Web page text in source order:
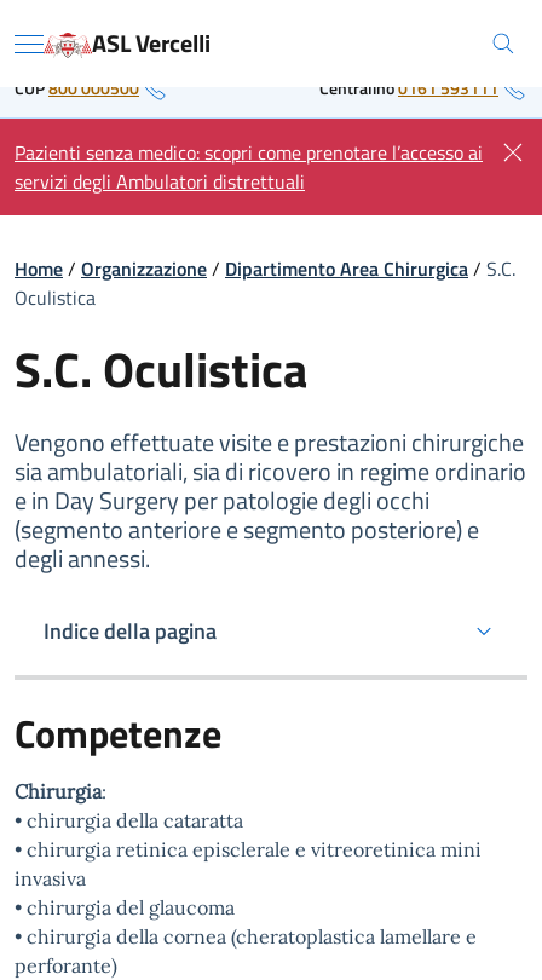
to Regione Piemonte
Menu ASL Vercelli
CUP800 000500 Centralino0161 593111
Pazienti senza medico: scopri come prenotare l’accesso ai
servizi degli Ambulatori distrettuali
Home/ Organizzazione/ Dipartimento Area Chirurgica/ S.C.
Oculistica
S.C. Oculistica
Vengono effettuate visite e prestazioni chirurgiche
sia ambulatoriali, sia di ricovero in regime ordinario
e in Day Surgery per patologie degli occhi
(segmento anteriore e segmento posteriore) e
degli annessi.
Indice della pagina
Competenze
Chirurgia:
• chirurgia della cataratta
• chirurgia retinica episclerale e vitreoretinica mini
invasiva
• chirurgia del glaucoma
• chirurgia della cornea (cheratoplastica lamellare e
perforante)